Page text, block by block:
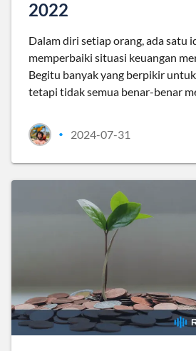
2022
Dalam diri setiap orang, ada satu
memperbaiki situasi keuangan
Begitu banyak yang berpikir
tetapi tidak semua benar-benar
• 2024-07-31